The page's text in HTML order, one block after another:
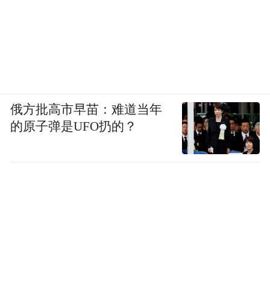
俄方批高市早苗：难道当年
的原子弹是UFO扔的？